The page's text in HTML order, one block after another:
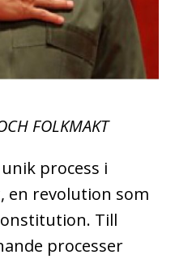
FOLKMAKT
process i
en revolution som
Till
processer